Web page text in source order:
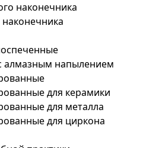
наконечника
алмазным напылением
для керамики
для металла
для циркона